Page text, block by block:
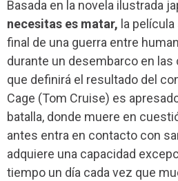
Basada en la novela ilustrada
necesitas es matar, la
final de una guerra entre
durante un desembarco en
que definirá el resultado del
Cage (Tom Cruise) es
batalla, donde muere en
antes entra en contacto con
adquiere una capacidad
tiempo un día cada vez que